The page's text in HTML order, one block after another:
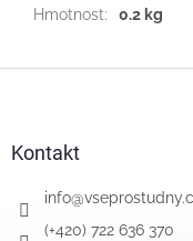
Hmotnost: 0.2 kg
Kontakt
info@
(+420) 722 636 370